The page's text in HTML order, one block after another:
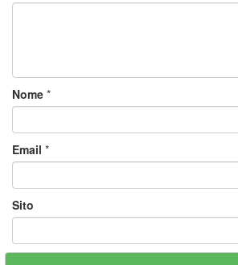
Nome *
Email *
Sito